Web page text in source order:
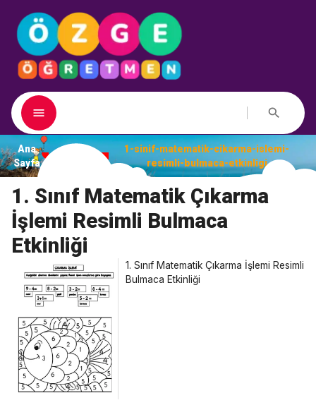
Ana
Sayfa
1-sinif-matematik-cikarma-islemi-
resimli-bulmaca-etkinligi
1. Sınıf Matematik Çıkarma
İşlemi Resimli Bulmaca
Etkinliği
1. Sınıf Matematik Çıkarma İşlemi Resimli
Bulmaca Etkinliği